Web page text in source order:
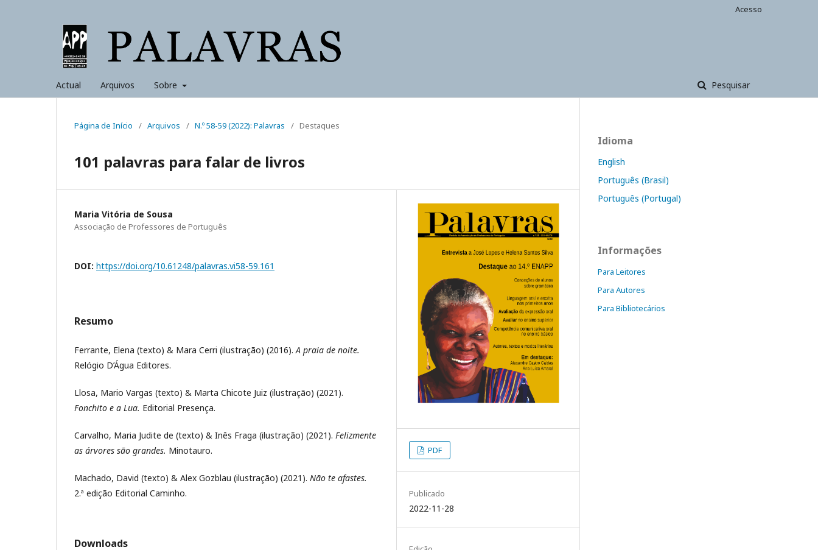
Actual Arquivos Sobre Pesquisar
Acesso
Página de Início / Arquivos / N.º 58-59 (2022): Palavras / Destaques
101 palavras para falar de livros
Maria Vitória de Sousa
Associação de Professores de Português
DOI: https://doi.org/10.61248/palavras.vi58-59.161
Resumo
Ferrante, Elena (texto) & Mara Cerri (ilustração) (2016).A praia de noite.
Relógio D’Água Editores.
Llosa, Mario Vargas (texto) & Marta Chicote Juiz (ilustração) (2021).
Fonchito e a Lua. Editorial Presença.
Carvalho, Maria Judite de (texto) & Inês Fraga (ilustração) (2021). Felizmente
as árvores são grandes. Minotauro.
Machado, David (texto) & Alex Gozblau (ilustração) (2021). Não te afastes.
2.ª edição Editorial Caminho.
Downloads
PDF
Publicado
2022-11-28
Idioma
English
Português (Brasil)
Português (Portugal)
Informações
Para Leitores
Para Autores
Para Bibliotecários